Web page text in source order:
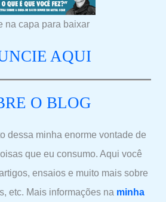
na capa para baixar
AQUI
O BLOG
dessa minha enorme vontade de
que eu consumo. Aqui você
ensaios e muito mais sobre
etc. Mais informações na minha